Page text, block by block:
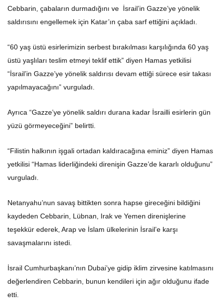
Cebbarin, çabaların durmadığını ve İsrail’in Gazze’ye yönelik
saldırısını engellemek için Katar’ın çaba sarf ettiğini açıkladı.
“60 yaş üstü esirlerimizin serbest bırakılması karşılığında 60 yaş
üstü yaşlıları teslim etmeyi teklif ettik” diyen Hamas yetkilisi
“İsrail’in Gazze’ye yönelik saldırısı devam ettiği sürece esir takası
yapılmayacağını” vurguladı.
Ayrıca “Gazze’ye yönelik saldırı durana kadar İsrailli esirlerin gün
yüzü görmeyeceğini” belirtti.
“Filistin halkının işgali ortadan kaldıracağına eminiz” diyen Hamas
yetkilisi “Hamas liderliğindeki direnişin Gazze’de kararlı olduğunu”
vurguladı.
Netanyahu’nun savaş bittikten sonra hapse gireceğini bildiğini
kaydeden Cebbarin, Lübnan, Irak ve Yemen direnişlerine
teşekkür ederek, Arap ve İslam ülkelerinin İsrail’e karşı
savaşmalarını istedi.
İsrail Cumhurbaşkanı’nın Dubai’ye gidip iklim zirvesine katılmasını
değerlendiren Cebbarin, bunun kendileri için ağır olduğunu ifade
etti.